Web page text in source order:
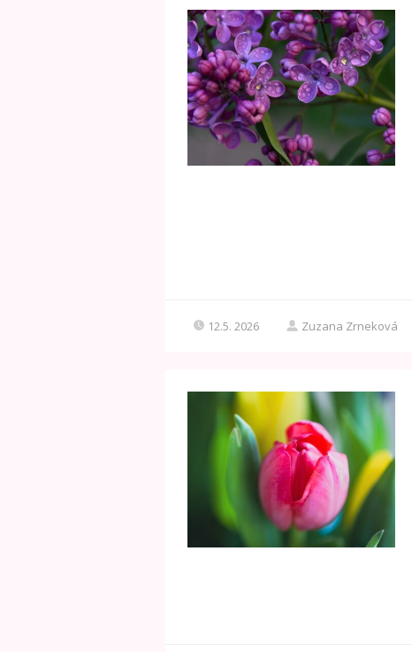
12.5. 2026 Zuzana Zrneková